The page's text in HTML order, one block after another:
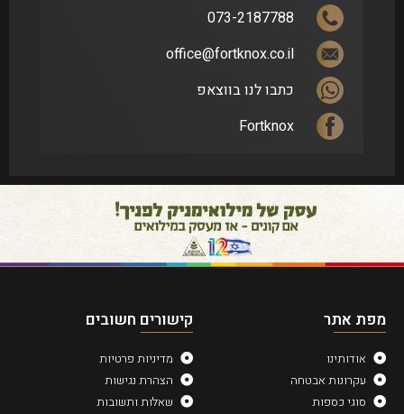
073-2187788
office@fortknox.co.il
כתבו לנו בווצאפ
Fortknox
מפת אתר
אודותינו
עקרונות אבטחה
סוגי כספות
קישורים חשובים
מדיניות פרטיות
הצהרת נגישות
שאלות ותשובות